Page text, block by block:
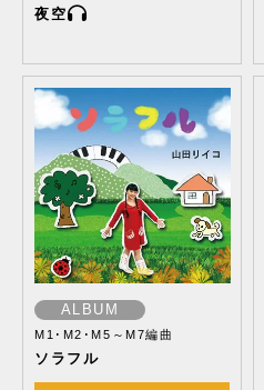
夜空
ALBUM
M1･M2･M5～M7編曲
ソラフル